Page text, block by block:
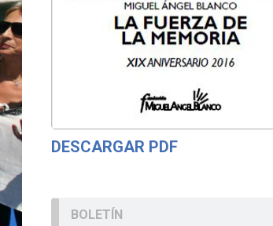
DESCARGAR PDF
BOLETÍN